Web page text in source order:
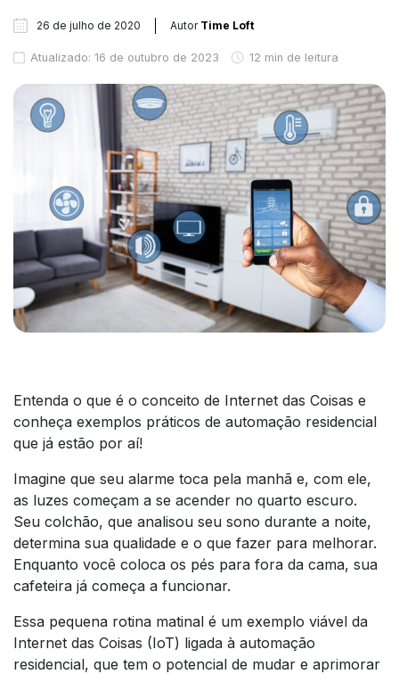
26 de julho de 2020 Autor Time Loft
Atualizado: 16 de outubro de 2023 12 min de leitura
Entenda o que é o conceito de Internet das Coisas e
conheça exemplos práticos de automação residencial
que já estão por aí!
Imagine que seu alarme toca pela manhã e, com ele,
as luzes começam a se acender no quarto escuro.
Seu colchão, que analisou seu sono durante a noite,
determina sua qualidade e o que fazer para melhorar.
Enquanto você coloca os pés para fora da cama, sua
cafeteira já começa a funcionar.
Essa pequena rotina matinal é um exemplo viável da
Internet das Coisas (IoT) ligada à automação
residencial, que tem o potencial de mudar e aprimorar